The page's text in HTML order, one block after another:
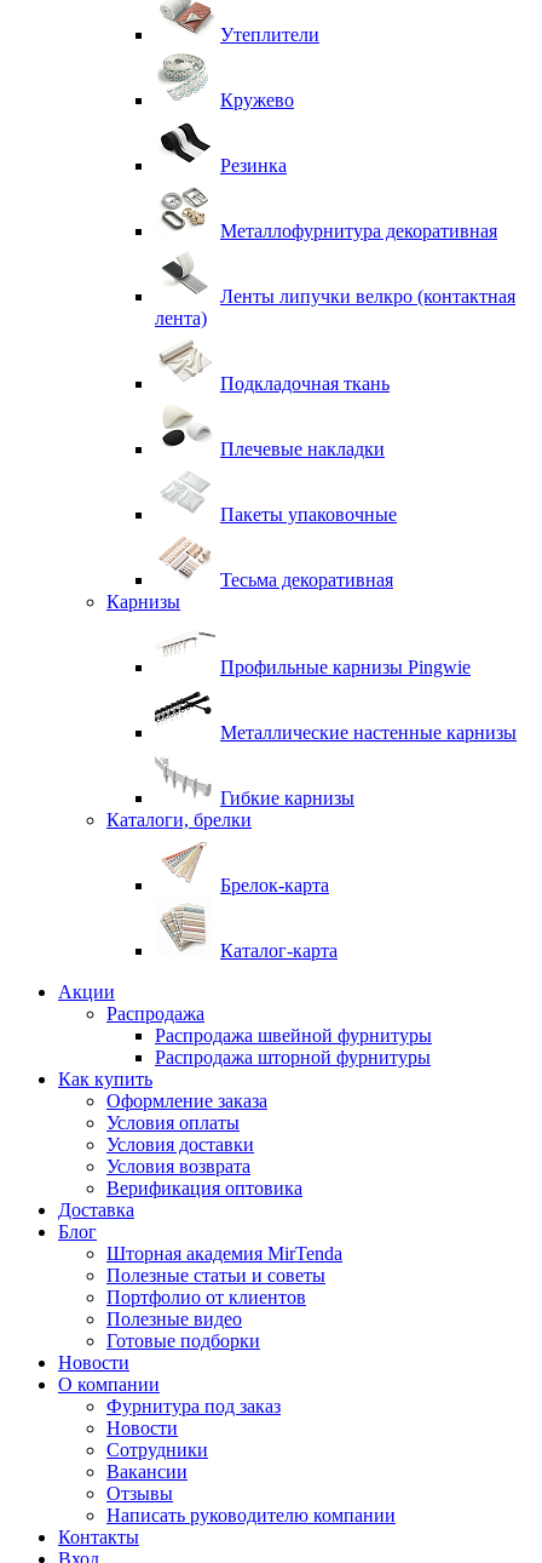
Утеплители
Кружево
Резинка
Металлофурнитура декоративная
Ленты липучки велкро (контактная
лента)
Подкладочная ткань
Плечевые накладки
Пакеты упаковочные
Тесьма декоративная
Карнизы
Профильные карнизы Pingwie
Металлические настенные карнизы
Гибкие карнизы
Каталоги, брелки
Брелок-карта
Каталог-карта
Акции
Распродажа
Распродажа швейной фурнитуры
Распродажа шторной фурнитуры
Как купить
Оформление заказа
Условия оплаты
Условия доставки
Условия возврата
Верификация оптовика
Доставка
Блог
Шторная академия MirTenda
Полезные статьи и советы
Портфолио от клиентов
Полезные видео
Готовые подборки
Новости
О компании
Фурнитура под заказ
Новости
Сотрудники
Вакансии
Отзывы
Написать руководителю компании
Контакты
Вход